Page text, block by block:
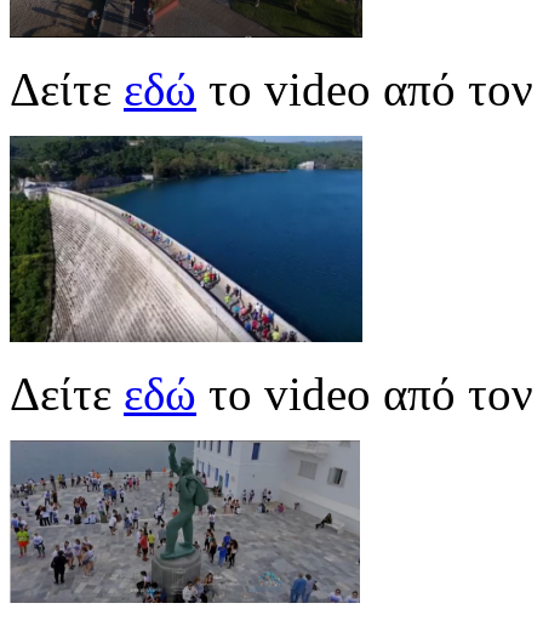
Δείτε εδώ το video από
Δείτε εδώ το video από